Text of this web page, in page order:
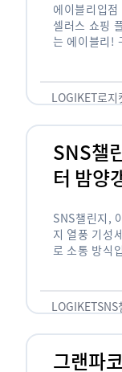
에이블리입
셀러스 쇼핑
는 에이블리!
LOGIKET로지
SNS챌
터 밤양
SNS챌린지,
지 열풍 기성
로 소통 방식
도 능숙한 …
LOGIKETSNS
그랜파